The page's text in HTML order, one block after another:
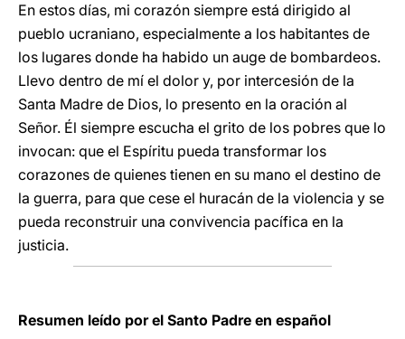
En estos días, mi corazón siempre está dirigido al
pueblo ucraniano, especialmente a los habitantes de
los lugares donde ha habido un auge de bombardeos.
Llevo dentro de mí el dolor y, por intercesión de la
Santa Madre de Dios, lo presento en la oración al
Señor. Él siempre escucha el grito de los pobres que lo
invocan: que el Espíritu pueda transformar los
corazones de quienes tienen en su mano el destino de
la guerra, para que cese el huracán de la violencia y se
pueda reconstruir una convivencia pacífica en la
justicia.
Resumen leído por el Santo Padre en español